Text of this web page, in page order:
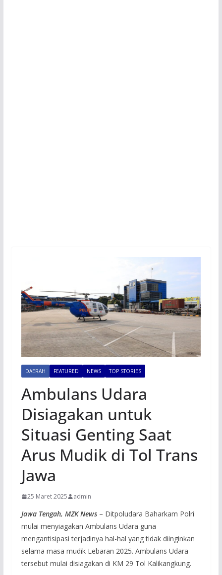
DAERAH FEATURED NEWS TOP STORIES
Ambulans Udara
Disiagakan untuk
Situasi Genting Saat
Arus Mudik di Tol Trans
Jawa
25 Maret 2025 admin
Jawa Tengah, MZK News– Ditpoludara Baharkam Polri
mulai menyiagakan Ambulans Udara guna
mengantisipasi terjadinya hal-hal yang tidak diinginkan
selama masa mudik Lebaran 2025. Ambulans Udara
tersebut mulai disiagakan di KM 29 Tol Kalikangkung.